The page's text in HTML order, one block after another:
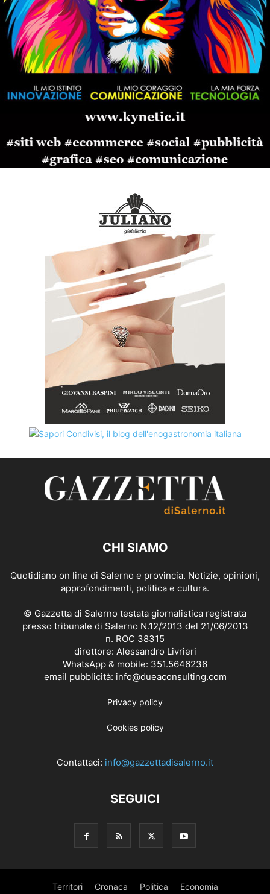
CHI SIAMO
Quotidiano on line di Salerno e provincia. Notizie, opinioni,
approfondimenti, politica e cultura.
© Gazzetta di Salerno testata giornalistica registrata
presso tribunale di Salerno N.12/2013 del 21/06/2013
n. ROC 38315
direttore: Alessandro Livrieri
WhatsApp & mobile: 351.5646236
email pubblicità: info@dueaconsulting.com
Privacy policy
Cookies policy
Contattaci: info@gazzettadisalerno.it
SEGUICI
Territori Cronaca Politica Economia